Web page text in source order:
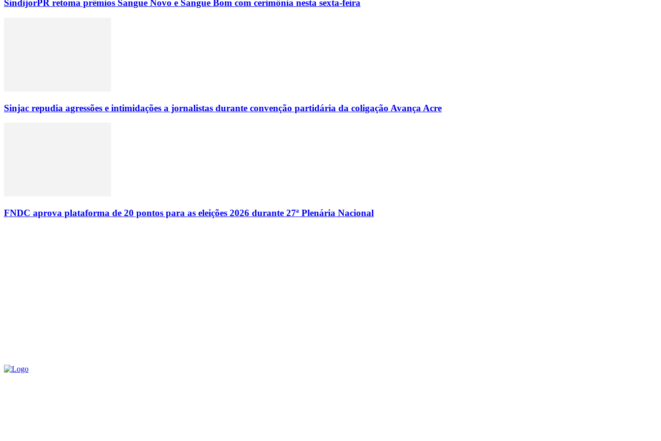
SindijorPR retoma prêmios Sangue Novo e Sangue Bom com cerimônia nesta sexta-feira
Sinjac repudia agressões e intimidações a jornalistas durante convenção partidária da coligação Avança Acre
FNDC aprova plataforma de 20 pontos para as eleições 2026 durante 27ª Plenária Nacional